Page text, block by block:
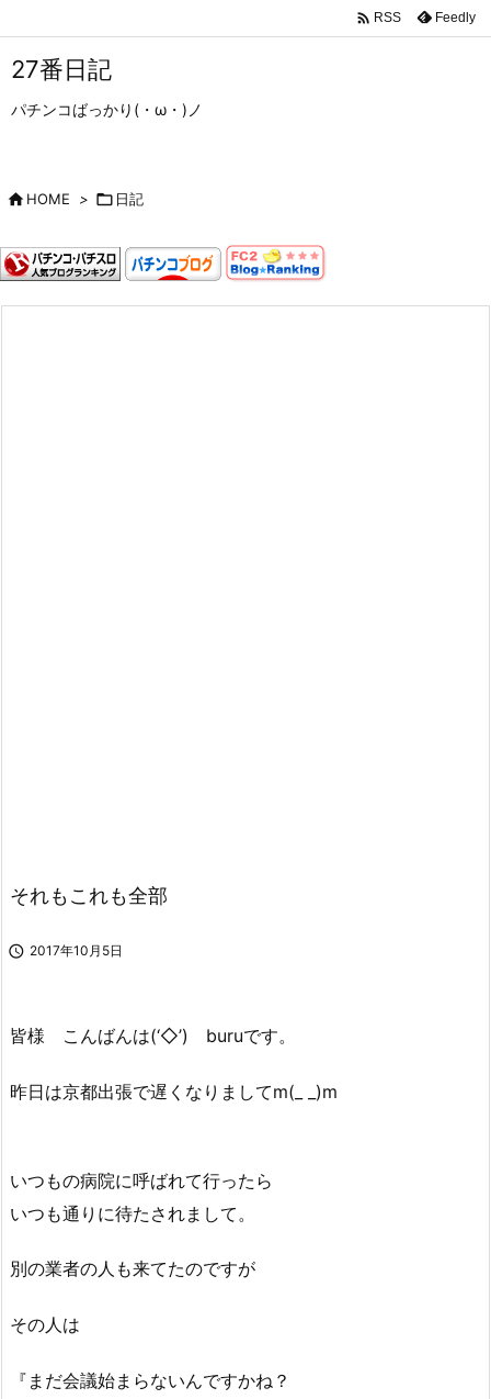
 RSS Feedly
27番日記
パチンコばっかり(・ω・)ノ
HOME >  日記
それもこれも全部
 2017年10月5日
皆様 こんばんは(‘◇’)ゞburuです。
昨日は京都出張で遅くなりましてm(_ _)m
いつもの病院に呼ばれて行ったら
いつも通りに待たされまして。
別の業者の人も来てたのですが
その人は
『まだ会議始まらないんですかね？